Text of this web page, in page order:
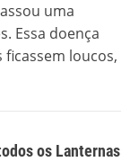
uma
Essa doença
loucos,
os Lanternas